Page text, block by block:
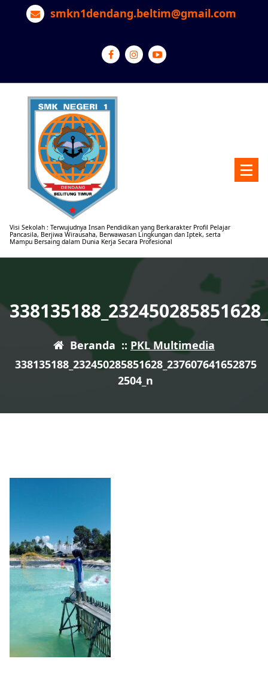
Lewati
smkn1dendang.beltim@gmail.com
Visi Sekolah : Terwujudnya Insan Pendidikan yang Berkarakter Profil Pelajar
Pancasila, Berjiwa Wirausaha, Berwawasan Lingkungan dan Iptek, serta
Mampu Bersaing dalam Dunia Kerja Secara Profesional
Beranda :: PKL Multimedia
338135188_232450285851628_237607641652875
2504_n